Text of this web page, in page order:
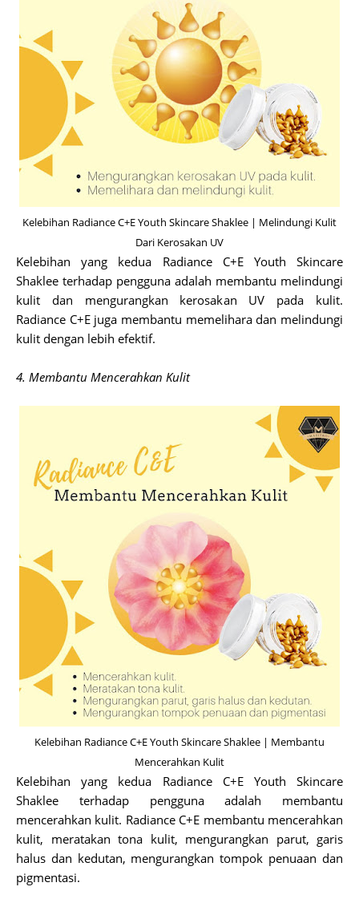
Kelebihan Radiance C+E Youth Skincare Shaklee | Melindungi Kulit
Dari Kerosakan UV
Kelebihan yang kedua Radiance C+E Youth Skincare
Shaklee terhadap pengguna adalah membantu melindungi
kulit dan mengurangkan kerosakan UV pada kulit.
Radiance C+E juga membantu memelihara dan melindungi
kulit dengan lebih efektif.
4. Membantu Mencerahkan Kulit
Kelebihan Radiance C+E Youth Skincare Shaklee | Membantu
Mencerahkan Kulit
Kelebihan yang kedua Radiance C+E Youth Skincare
Shaklee terhadap pengguna adalah membantu
mencerahkan kulit. Radiance C+E membantu mencerahkan
kulit, meratakan tona kulit, mengurangkan parut, garis
halus dan kedutan, mengurangkan tompok penuaan dan
pigmentasi.